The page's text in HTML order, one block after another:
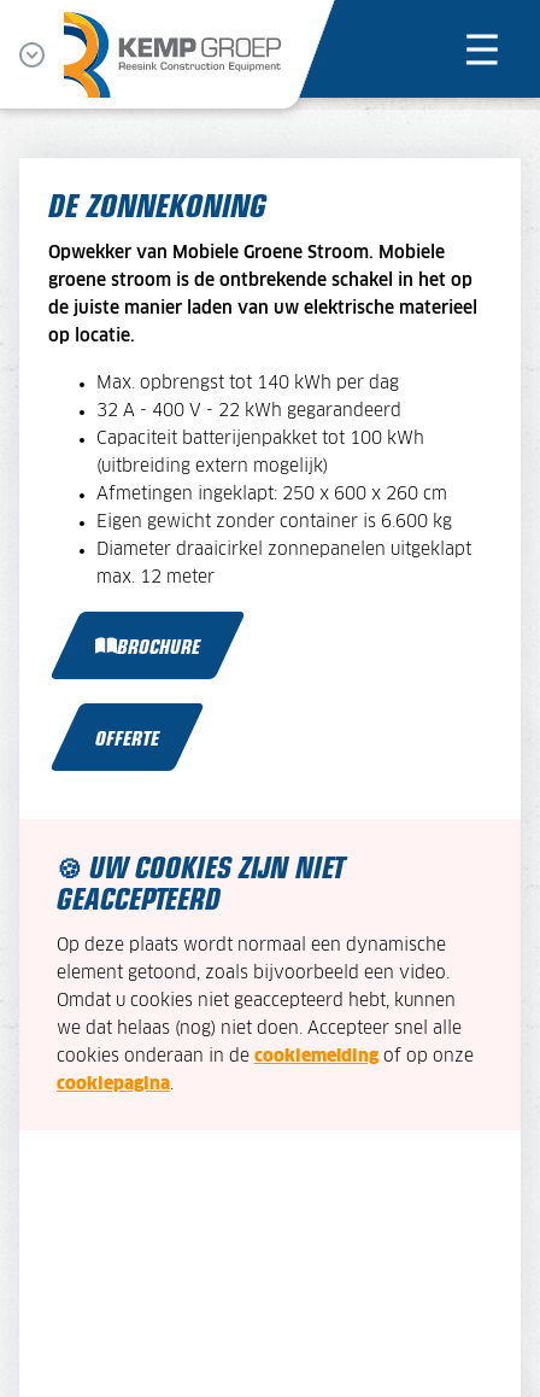
DE ZONNEKONING
Opwekker van Mobiele Groene Stroom. Mobiele
groene stroom is de ontbrekende schakel in het op
de juiste manier laden van uw elektrische materieel
op locatie.
Max. opbrengst tot 140 kWh per dag
32 A - 400 V - 22 kWh gegarandeerd
Capaciteit batterijenpakket tot 100 kWh
(uitbreiding extern mogelijk)
Afmetingen ingeklapt: 250 x 600 x 260 cm
Eigen gewicht zonder container is 6.600 kg
Diameter draaicirkel zonnepanelen uitgeklapt
max. 12 meter
BROCHURE
OFFERTE
🍪 UW COOKIES ZIJN NIET
GEACCEPTEERD
Op deze plaats wordt normaal een dynamische
element getoond, zoals bijvoorbeeld een video.
Omdat u cookies niet geaccepteerd hebt, kunnen
we dat helaas (nog) niet doen. Accepteer snel alle
cookies onderaan in de cookiemeldingof op onze
cookiepagina.